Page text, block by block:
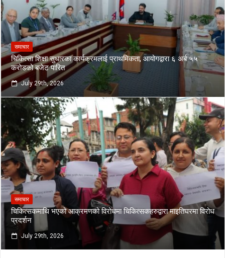
समाचार
चिकित्सा शिक्षा सुधारका कार्यक्रमलाई प्राथमिकता, आयोगद्वारा ६ अर्ब ५५
करोडको बजेट पारित
July 29th, 2026
समाचार
चिकित्सकमाथि भएको आक्रमणको विरोधमा चिकित्सकहरुद्वारा माइतिघरमा विरोध
प्रदर्शन
July 29th, 2026